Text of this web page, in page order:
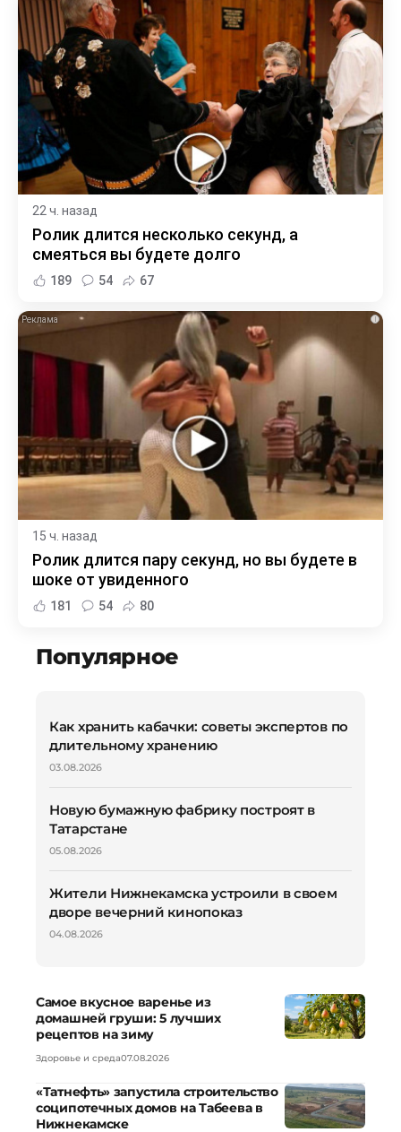
22 ч. назад
Ролик длится несколько секунд, а
смеяться вы будете долго
189 54 67
i
15 ч. назад
Ролик длится пару секунд, но вы будете в
шоке от увиденного
181 54 80
Популярное
Как хранить кабачки: советы экспертов по
длительному хранению
03.08.2026
Новую бумажную фабрику построят в
Татарстане
05.08.2026
Жители Нижнекамска устроили в своем
дворе вечерний кинопоказ
04.08.2026
Самое вкусное варенье из
домашней груши: 5 лучших
рецептов на зиму
Здоровье и среда07.08.2026
«Татнефть» запустила строительство
соципотечных домов на Табеева в
Нижнекамске